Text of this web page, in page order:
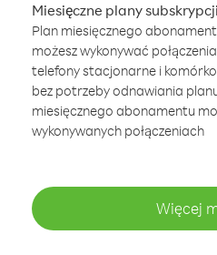
Miesięczne plany subskrypcji
Plan miesięcznego
możesz wykonywać
telefony stacjonarne i
bez potrzeby odnawiania
miesięcznego abonamentu
wykonywanych połączeniach
Więcej